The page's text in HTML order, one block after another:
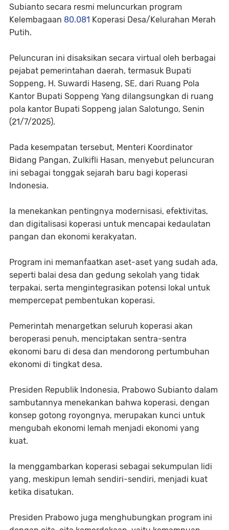
Subianto secara resmi meluncurkan program
Kelembagaan 80.081 Koperasi Desa/Kelurahan Merah
Putih.
Peluncuran ini disaksikan secara virtual oleh berbagai
pejabat pemerintahan daerah, termasuk Bupati
Soppeng, H. Suwardi Haseng, SE, dari Ruang Pola
Kantor Bupati Soppeng Yang dilangsungkan di ruang
pola kantor Bupati Soppeng jalan Salotungo, Senin
(21/7/2025).
Pada kesempatan tersebut, Menteri Koordinator
Bidang Pangan, Zulkifli Hasan, menyebut peluncuran
ini sebagai tonggak sejarah baru bagi koperasi
Indonesia.
Ia menekankan pentingnya modernisasi, efektivitas,
dan digitalisasi koperasi untuk mencapai kedaulatan
pangan dan ekonomi kerakyatan.
Program ini memanfaatkan aset-aset yang sudah ada,
seperti balai desa dan gedung sekolah yang tidak
terpakai, serta mengintegrasikan potensi lokal untuk
mempercepat pembentukan koperasi.
Pemerintah menargetkan seluruh koperasi akan
beroperasi penuh, menciptakan sentra-sentra
ekonomi baru di desa dan mendorong pertumbuhan
ekonomi di tingkat desa.
Presiden Republik Indonesia, Prabowo Subianto dalam
sambutannya menekankan bahwa koperasi, dengan
konsep gotong royongnya, merupakan kunci untuk
mengubah ekonomi lemah menjadi ekonomi yang
kuat.
Ia menggambarkan koperasi sebagai sekumpulan lidi
yang, meskipun lemah sendiri-sendiri, menjadi kuat
ketika disatukan.
Presiden Prabowo juga menghubungkan program ini